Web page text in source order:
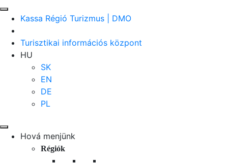
Kassa Régió Turizmus | DMO
Turisztikai információs központ
HU
SK
EN
DE
PL
Hová menjünk
Régiók